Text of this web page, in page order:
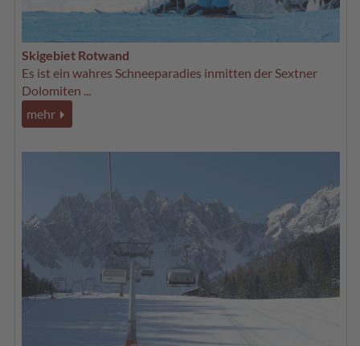
Skigebiet Rotwand
Es ist ein wahres Schneeparadies inmitten der Sextner
Dolomiten ...
mehr